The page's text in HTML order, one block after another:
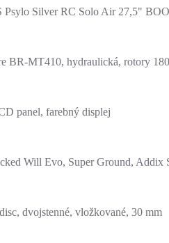
Silver RC Solo Air 27,5"
BR-MT410, hydraulická, rotory
panel, farebný displej
Will Evo, Super Ground, Addix
dvojstenné, vložkované, 30 mm